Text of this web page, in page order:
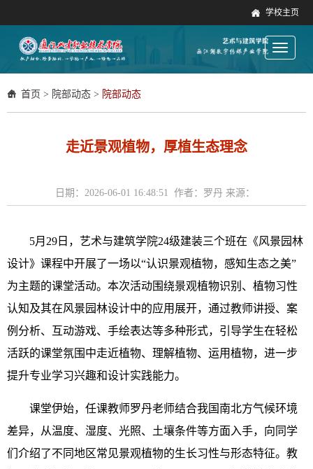
学校主页
Toggle
首页 > 院部动态 > 院部动态
走近景观植物，厚植生态理念
日期：2026-06-01 16:48:51 作者：罗丹 来源：
5月29日，艺术与建筑学院24级建装三个班在《风景园林
设计》课程中开展了一场以“认识景观植物，感知生态之美”
为主题的课堂活动。本次活动围绕景观植物识别、植物习性
认知及其在风景园林设计中的应用展开，通过教师讲授、案
例分析、互动游戏、手绘表达等多种形式，引导学生在轻松
活跃的课堂氛围中走近植物、理解植物、运用植物，进一步
提升专业学习兴趣和设计实践能力。
课堂伊始，任课教师罗丹老师结合我国南北方气候环境
差异，从温度、湿度、光照、土壤条件等方面入手，向同学
们介绍了不同地区常见景观植物的生长习性与形态特征。教